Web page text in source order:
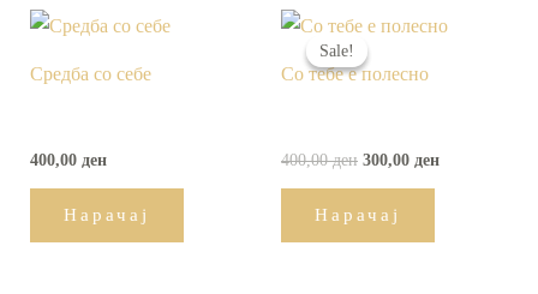
Средба со себе
400,00 ден
Нарачај
Sale!
Sale!
Со тебе е полесно
400,00ден
Original
was:
400,00 ден.
300,00 ден
Current
Нарачај